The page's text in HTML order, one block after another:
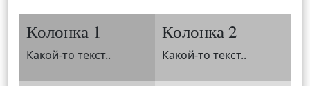
Колонка 1
Какой-то текст..
Колонка 2
Какой-то текст..